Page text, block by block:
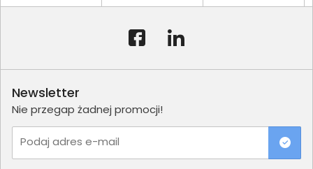
Newsletter
Nie przegap żadnej promocji!
Podaj adres e-mail